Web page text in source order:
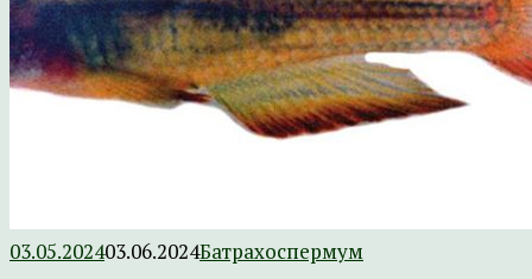
03.05.202403.06.2024Батрахоспермум